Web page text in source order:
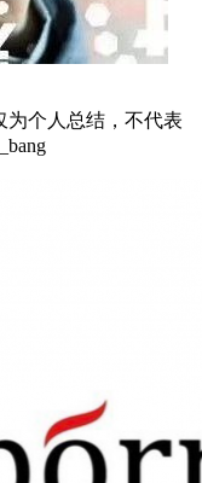
为个人总结，不代表